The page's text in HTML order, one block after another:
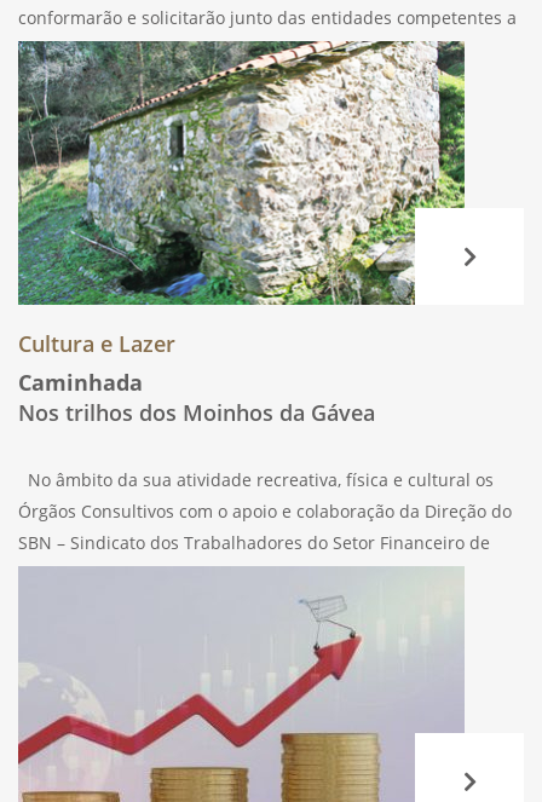
conformarão e solicitarão junto das entidades competentes a
fiscalização sucessiva da constitucionalidade do pacote
legislativo junto do Tribunal
Cultura e Lazer
Caminhada
Nos trilhos dos Moinhos da Gávea
No âmbito da sua atividade recreativa, física e cultural os
Órgãos Consultivos com o apoio e colaboração da Direção do
SBN – Sindicato dos Trabalhadores do Setor Financeiro de
Portugal, vão promover, no próximo dia 22 de outubro de